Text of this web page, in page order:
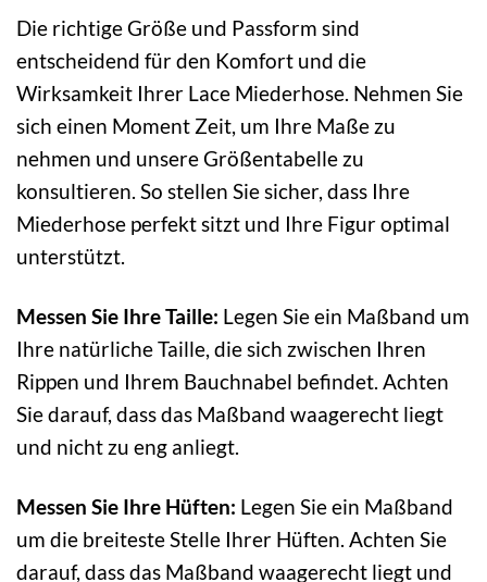
Die richtige Größe und Passform sind
entscheidend für den Komfort und die
Wirksamkeit Ihrer Lace Miederhose. Nehmen Sie
sich einen Moment Zeit, um Ihre Maße zu
nehmen und unsere Größentabelle zu
konsultieren. So stellen Sie sicher, dass Ihre
Miederhose perfekt sitzt und Ihre Figur optimal
unterstützt.
Messen Sie Ihre Taille: Legen Sie ein Maßband um
Ihre natürliche Taille, die sich zwischen Ihren
Rippen und Ihrem Bauchnabel befindet. Achten
Sie darauf, dass das Maßband waagerecht liegt
und nicht zu eng anliegt.
Messen Sie Ihre Hüften: Legen Sie ein Maßband
um die breiteste Stelle Ihrer Hüften. Achten Sie
darauf, dass das Maßband waagerecht liegt und